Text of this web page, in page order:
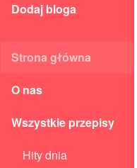
Dodaj bloga
Strona główna
O nas
Wszystkie przepisy
Hity dnia